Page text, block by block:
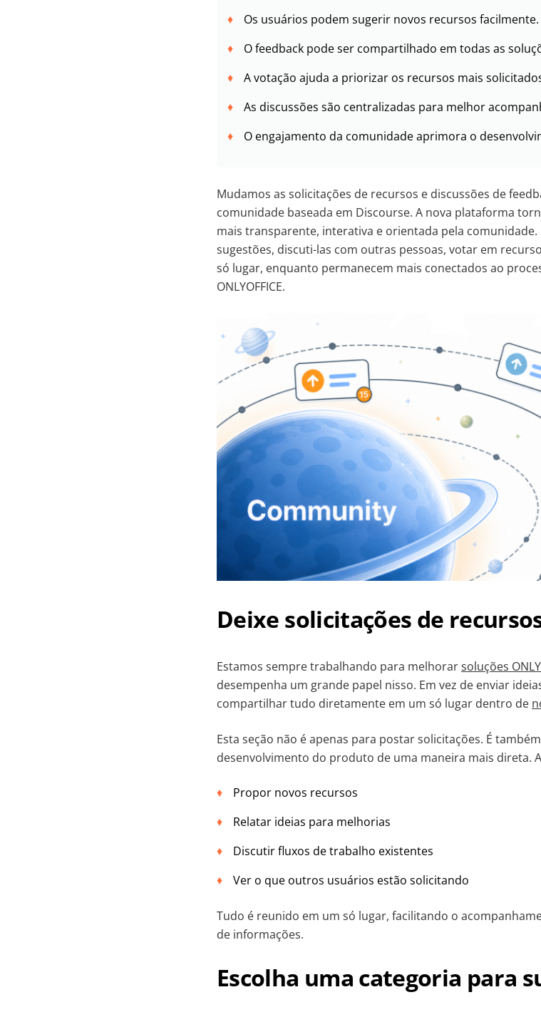
Os usuários podem sugerir novos recursos facilmente.
O feedback pode ser compartilhado em todas as
A votação ajuda a priorizar os recursos mais
As discussões são centralizadas para melhor
O engajamento da comunidade aprimora o
Mudamos as solicitações de recursos e discussões de
comunidade baseada em Discourse. A nova plataforma
mais transparente, interativa e orientada pela
sugestões, discuti-las com outras pessoas, votar em
só lugar, enquanto permanecem mais conectados ao
ONLYOFFICE.
Deixe solicitações de
Estamos sempre trabalhando para melhorarsoluções
desempenha um grande papel nisso. Em vez de enviar
compartilhar tudo diretamente em um só lugar dentro de
Esta seção não é apenas para postar solicitações. É
desenvolvimento do produto de uma maneira mais direta.
Propor novos recursos
Relatar ideias para melhorias
Discutir fluxos de trabalho existentes
Ver o que outros usuários estão solicitando
Tudo é reunido em um só lugar, facilitando o
de informações.
Escolha uma categoria para